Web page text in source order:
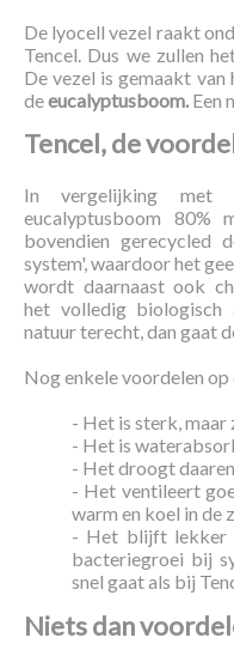
De lyocell vezel raakt
Tencel. Dus we zullen
De vezel is gemaakt
deeucalyptusboom.Een
Tencel, de
In vergelijking met
eucalyptusboom 80%
bovendien gerecycled
system', waardoor het
wordt daarnaast ook
het volledig
natuur terecht, dan gaat
Nog enkele voordelen op
- Het is sterk, maar
- Het is
- Het droogt
- Het ventileert
warm en koel in de
- Het blijft lekker
bacteriegroei bij
snel gaat als bij
Niets dan